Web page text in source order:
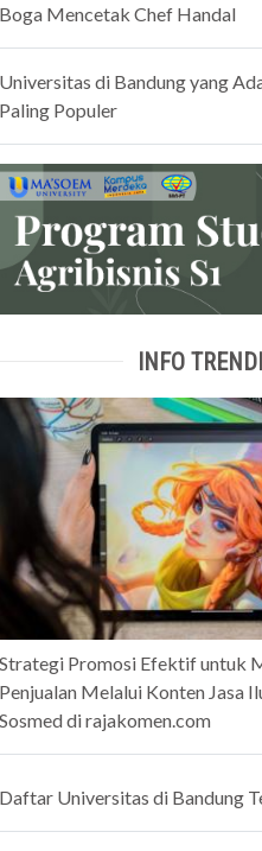
Mencetak Chef Handal
di Bandung yang
Populer
INFO
Promosi Efektif untuk
Melalui Konten Jasa
di rajakomen.com
Universitas di Bandung